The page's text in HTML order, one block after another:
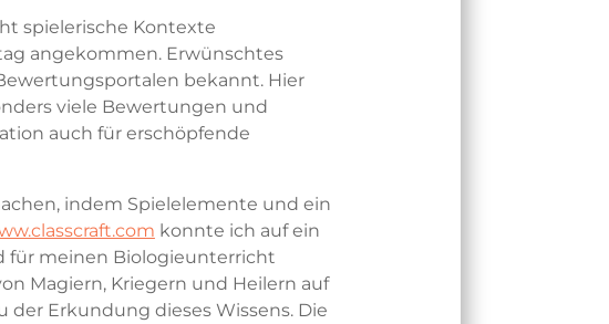
spielerische Kontexte
angekommen. Erwünschtes
bekannt. Hier
viele Bewertungen und
auch für erschöpfende
indem Spielelemente und ein
konnte ich auf ein
für meinen Biologieunterricht
Magiern, Kriegern und Heilern auf
Erkundung dieses Wissens. Die